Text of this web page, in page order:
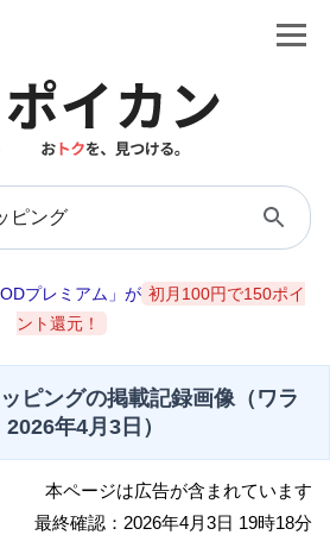
プレミアム」が 初月100円で150ポイ
ント還元！
ピングの掲載記録画像（ワラ
2026年4月3日）
本ページは広告が含まれています
最終確認：2026年4月3日 19時18分